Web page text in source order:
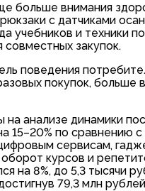
больше внимания
с датчиками
учебников и техники
закупок.
поведения
покупок, больше
анализе динамики
15–20% по сравнению
сервисам,
курсов и
на 8%, до 5,3 тысячи
79,3 млн